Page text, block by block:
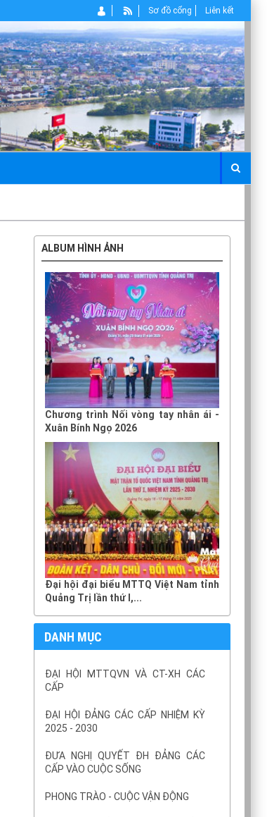
Sơ đồ cổng Liên kết
ALBUM HÌNH ẢNH
Chương trình Nối vòng tay nhân ái -
Xuân Bính Ngọ 2026
Đại hội đại biểu MTTQ Việt Nam tỉnh
Quảng Trị lần thứ I,...
DANH MỤC
ĐẠI HỘI MTTQVN VÀ CT-XH CÁC
CẤP
ĐẠI HỘI ĐẢNG CÁC CẤP NHIỆM KỲ
2025 - 2030
ĐƯA NGHỊ QUYẾT ĐH ĐẢNG CÁC
CẤP VÀO CUỘC SỐNG
PHONG TRÀO - CUỘC VẬN ĐỘNG